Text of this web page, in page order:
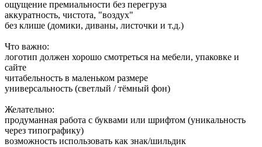
ощущение премиальности без перегруза
аккуратность, чистота, "воздух"
без клише (домики, диваны, листочки и т.д.)
Что важно:
логотип должен хорошо смотреться на мебели, упаковке и
сайте
читабельность в маленьком размере
универсальность (светлый / тёмный фон)
Желательно:
продуманная работа с буквами или шрифтом (уникальность
через типографику)
возможность использовать как знак/шильдик